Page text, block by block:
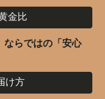
金比
ならではの「安心
け方